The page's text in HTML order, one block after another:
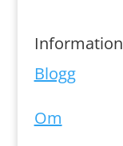
Information
Blogg
Om